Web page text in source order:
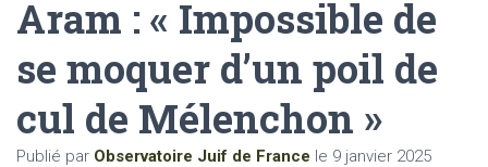
Aram : « Impossible de
se moquer d’un poil de
cul de Mélenchon »
Publié par Observatoire Juif de France le 9 janvier 2025